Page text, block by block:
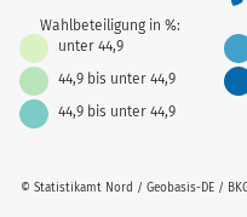
© Statistikamt Nord / Geobasis-DE /
Wahlbeteiligung in %:
unter 44,9
44,9 bis unter 44,9
44,9 bis unter 44,9